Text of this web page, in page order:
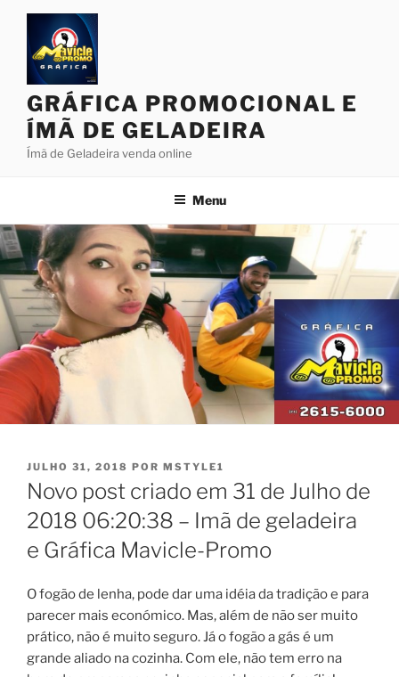
Pular
conteúdo
GRÁFICA PROMOCIONAL E
ÍMÃ DE GELADEIRA
Ímã de Geladeira venda online
Menu
PUBLICADO
EM
JULHO 31, 2018 POR MSTYLE1
Novo post criado em 31 de Julho de
2018 06:20:38 – Imã de geladeira
e Gráfica Mavicle-Promo
O fogão de lenha, pode dar uma idéia da tradição e para
parecer mais económico. Mas, além de não ser muito
prático, não é muito seguro. Já o fogão a gás é um
grande aliado na cozinha. Com ele, não tem erro na